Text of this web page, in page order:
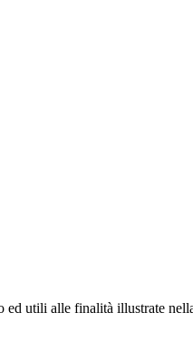
ed utili alle finalità illustrate